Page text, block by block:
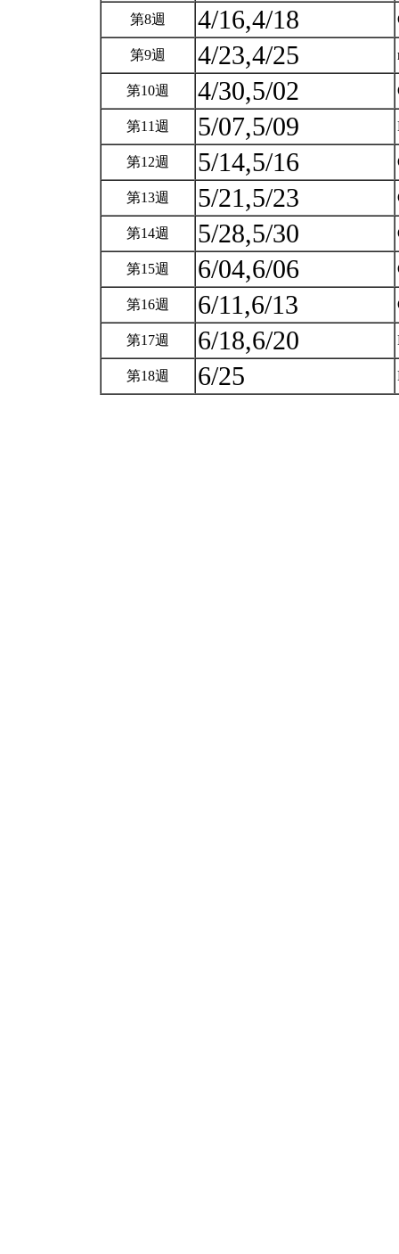
第8週 4/16,4/18
第9週 4/23,4/25
第10週 4/30,5/02
第11週 5/07,5/09
第12週 5/14,5/16
第13週 5/21,5/23
第14週 5/28,5/30
第15週 6/04,6/06
第16週 6/11,6/13
第17週 6/18,6/20
第18週 6/25